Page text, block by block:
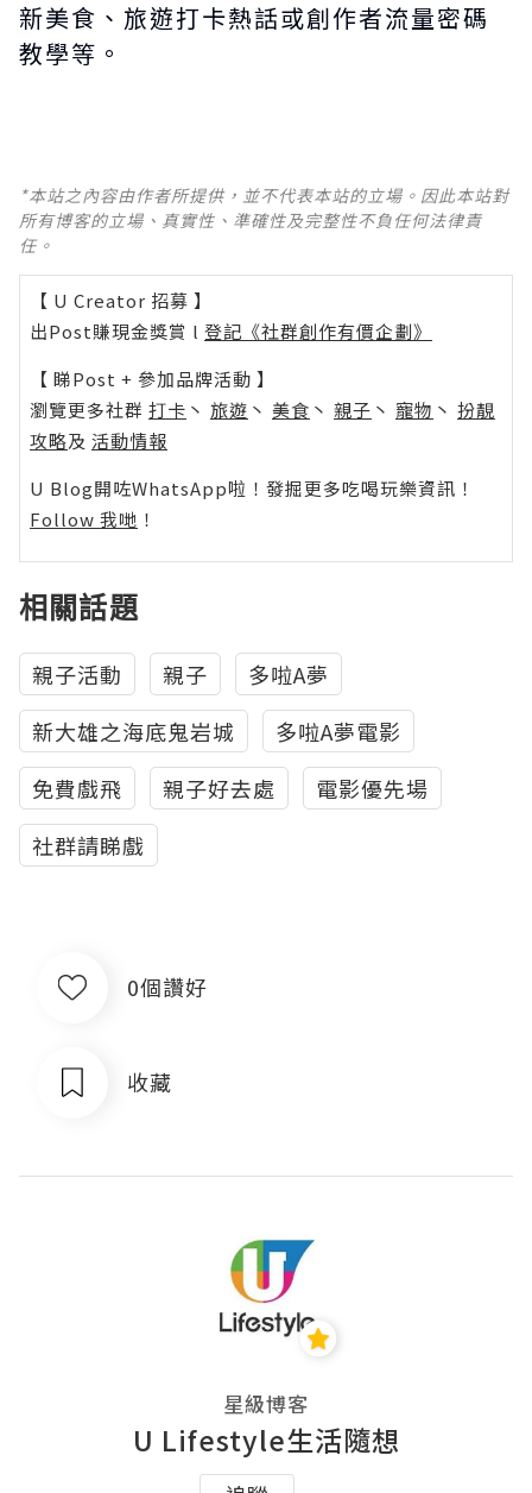
新美食、旅遊打卡熱話或創作者流量密碼
教學等。
*本站之內容由作者所提供，並不代表本站的立場。因此本站對
所有博客的立場、真實性、準確性及完整性不負任何法律責
任。
【 U Creator 招募 】
出Post賺現金獎賞 l 登記《社群創作有價企劃》
【 睇Post + 參加品牌活動 】
瀏覽更多社群 打卡 丶 旅遊 丶 美食 丶 親子 丶 寵物 丶 扮靚
攻略及 活動情報
U Blog開咗WhatsApp啦！發掘更多吃喝玩樂資訊！
Follow 我哋 ！
相關話題
親子活動 親子
多啦A夢
新大雄之海底鬼岩城
多啦A夢電影
免費戲飛
親子好去處
電影優先場
社群請睇戲
0個讚好
收藏
星級博客
U Lifestyle生活隨想